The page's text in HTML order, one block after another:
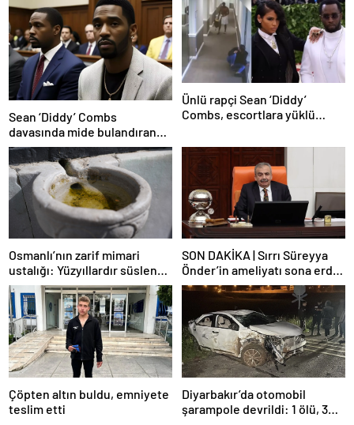
Sean ‘Diddy’ Combs
davasında mide bulandıran
bir skandal detay daha
Ünlü rapçi Sean ‘Diddy’
Combs, escortlara yüklü
Osmanlı’nın zarif mimari
ustalığı: Yüzyıllardır süslenen
kuş sebilleri ve çanakları
SON DAKİKA | Sırrı Süreyya
Önder’in ameliyatı sona erdi!
Yoğun bakım servisinde
gözlem altına alındı
Çöpten altın buldu, emniyete
teslim etti
Diyarbakır’da otomobil
şarampole devrildi: 1 ölü, 3